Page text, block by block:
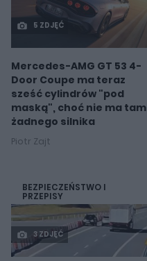
5 ZDJĘĆ
Mercedes-AMG GT 53 4-
Door Coupe ma teraz
sześć cylindrów "pod
maską", choć nie ma tam
żadnego silnika
Piotr Zajt
BEZPIECZEŃSTWO I
PRZEPISY
3 ZDJĘĆ